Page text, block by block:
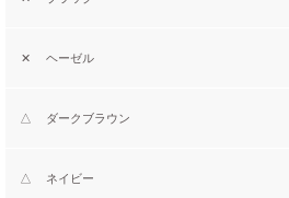
✕ ヘーゼル
△ ダークブラウン
△ ネイビー